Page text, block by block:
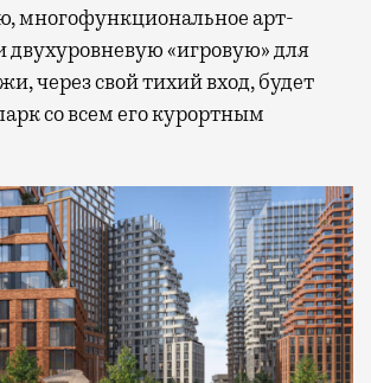
многофункциональное арт-
двухуровневую «игровую» для
через свой тихий вход, будет
со всем его курортным